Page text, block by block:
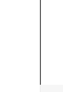
e